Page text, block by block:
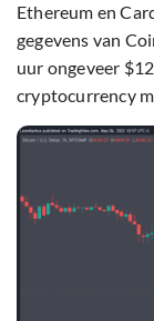
Ethereum en
gegevens van
uur ongeveer
cryptocurrency